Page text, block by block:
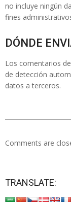
no incluye ningún
fines
DÓNDE
Los comentarios
de detección
datos a terceros.
01
Comments are
TRANSLATE: